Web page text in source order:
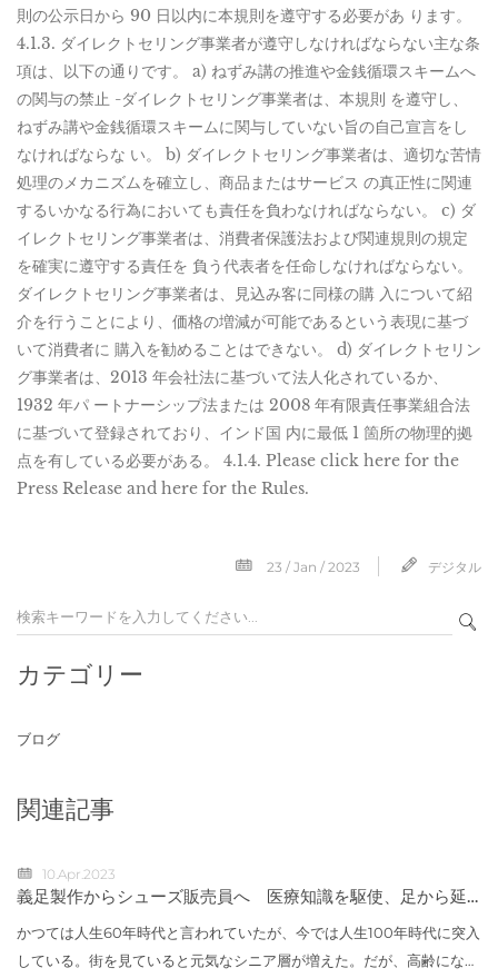
則の公示日から 90 日以内に本規則を遵守する必要があ ります。
4.1.3. ダイレクトセリング事業者が遵守しなければならない主な条
項は、以下の通りです。 a) ねずみ講の推進や金銭循環スキームへ
の関与の禁止 -ダイレクトセリング事業者は、本規則 を遵守し、
ねずみ講や金銭循環スキームに関与していない旨の自己宣言をし
なければならな い。 b) ダイレクトセリング事業者は、適切な苦情
処理のメカニズムを確立し、商品またはサービス の真正性に関連
するいかなる行為においても責任を負わなければならない。 c) ダ
イレクトセリング事業者は、消費者保護法および関連規則の規定
を確実に遵守する責任を 負う代表者を任命しなければならない。
ダイレクトセリング事業者は、見込み客に同様の購 入について紹
介を行うことにより、価格の増減が可能であるという表現に基づ
いて消費者に 購入を勧めることはできない。 d) ダイレクトセリン
グ事業者は、2013 年会社法に基づいて法人化されているか、
1932 年パ ートナーシップ法または 2008 年有限責任事業組合法
に基づいて登録されており、インド国 内に最低 1 箇所の物理的拠
点を有している必要がある。 4.1.4. Please click here for the
Press Release and here for the Rules.
23 / Jan / 2023 デジタル
カテゴリー
ブログ
関連記事
10.Apr.2023
義足製作からシューズ販売員へ 医療知識を駆使、足から延
かつては人生60年時代と言われていたが、今では人生100年時代に突入
している。街を見ていると元気なシニア層が増えた。だが、高齢になる